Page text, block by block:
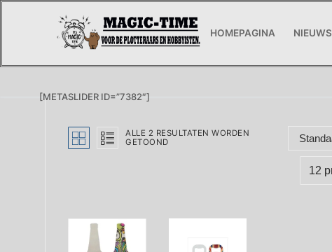
HOMEPAGINA NIEUWS
[METASLIDER ID=”7382″]
ALLE 2 RESULTATEN WORDEN
GETOOND